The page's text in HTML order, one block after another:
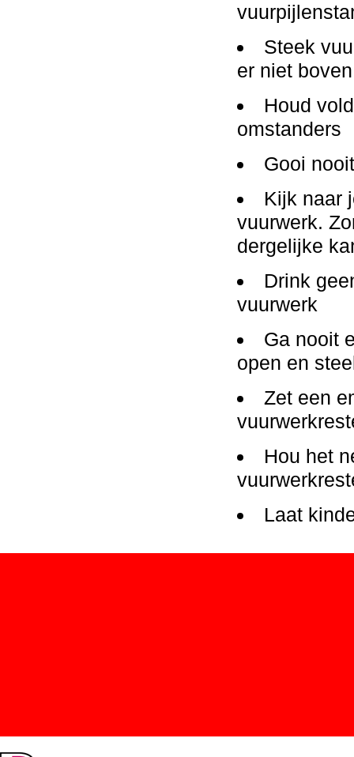
Steek
er niet
Houd
omstanders
Gooi
Kijk naar
vuurwerk.
dergelijke
Drink
vuurwerk
Ga nooit
open en
Zet een
Hou het
Laat